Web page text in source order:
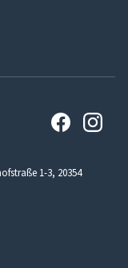
1-3, 20354